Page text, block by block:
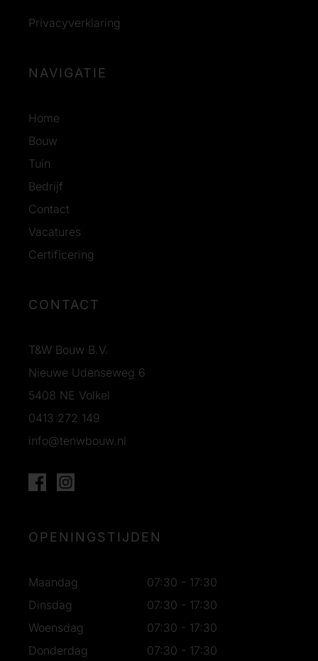
Privacyverklaring
NAVIGATIE
Home
Bouw
Tuin
Bedrijf
Contact
Vacatures
Certificering
CONTACT
T&W Bouw B.V.
Nieuwe Udenseweg 6
5408 NE Volkel
0413 272 149
info@tenwbouw.nl
OPENINGSTIJDEN
Maandag
07:30 - 17:30
Dinsdag
07:30 - 17:30
Woensdag
07:30 - 17:30
Donderdag
07:30 - 17:30